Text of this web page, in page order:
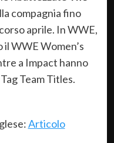
compagnia fino
aprile. In WWE,
WWE Women’s
a Impact hanno
Team Titles.
Articolo